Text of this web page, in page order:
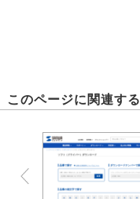
このページに関連す